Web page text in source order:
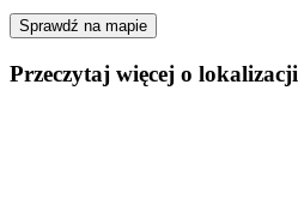
Sprawdź na mapie
Przeczytaj więcej o lokalizacji